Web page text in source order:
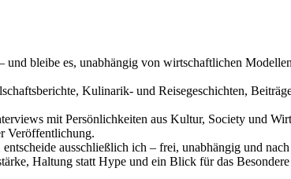
und bleibe es, unabhängig von wirtschaftlichen
Kulinarik- und Reisegeschichten,
mit Persönlichkeiten aus Kultur, Society und
Veröffentlichung.
ausschließlich ich – frei, unabhängig und
Haltung statt Hype und ein Blick für das